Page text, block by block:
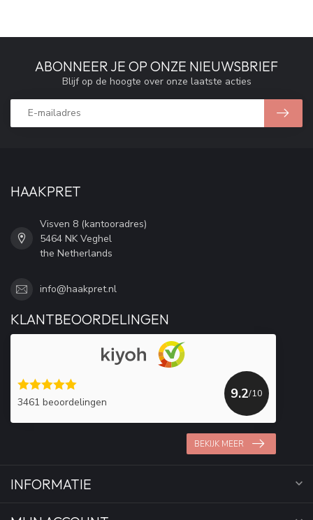
ABONNEER JE OP ONZE NIEUWSBRIEF
Blijf op de hoogte over onze laatste acties
HAAKPRET
Visven 8 (kantooradres)
5464 NK Veghel
the Netherlands
info@haakpret.nl
KLANTBEOORDELINGEN
3461 beoordelingen
9.2/10
BEKIJK MEER
INFORMATIE